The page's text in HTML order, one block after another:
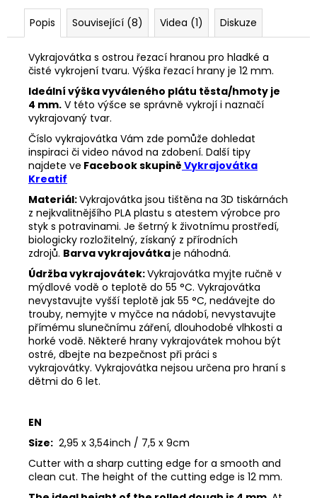
Popis Související (8) Videa (1) Diskuze
Vykrajovátka s ostrou řezací hranou pro hladké a
čisté vykrojení tvaru. Výška řezací hrany je 12 mm.
Ideální výška vyváleného plátu těsta/hmoty je
4 mm. V této výšce se správně vykrojí i naznačí
vykrajovaný tvar.
Číslo vykrajovátka Vám zde pomůže dohledat
inspiraci či video návod na zdobení. Další tipy
najdete ve Facebook skupině Vykrajovátka
Kreatif
Materiál:Vykrajovátka jsou tištěna na 3D tiskárnách
z nejkvalitnějšího PLA plastu s atestem výrobce pro
styk s potravinami. Je šetrný k životnímu prostředí,
biologicky rozložitelný, získaný z přírodních
zdrojů. Barva vykrajovátkaje náhodná.
Údržba vykrajovátek:Vykrajovátka myjte ručně v
mýdlové vodě o teplotě do 55 °C. Vykrajovátka
nevystavujte vyšší teplotě jak 55 °C, nedávejte do
trouby, nemyjte v myčce na nádobí, nevystavujte
přímému slunečnímu záření, dlouhodobé vlhkosti a
horké vodě. Některé hrany vykrajovátek mohou být
ostré, dbejte na bezpečnost při práci s
vykrajovátky. Vykrajovátka nejsou určena pro hraní s
dětmi do 6 let.
EN
Size: 2,95 x 3,54inch / 7,5 x 9cm
Cutter with a sharp cutting edge for a smooth and
clean cut. The height of the cutting edge is 12 mm.
SET
#347
74
Kč